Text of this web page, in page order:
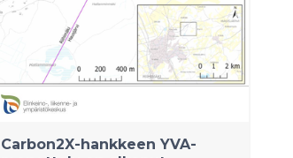
vahvistavaan käyttöön.
Carbon2X-hankkeen YVA-